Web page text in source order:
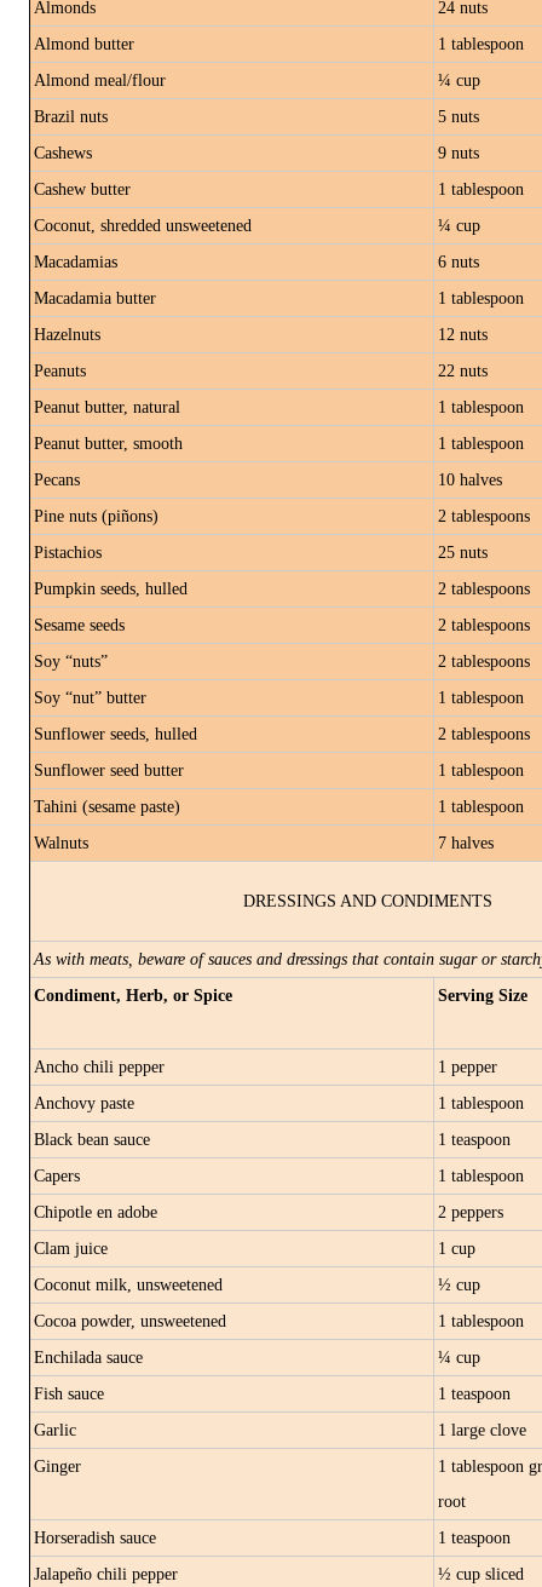
Almonds
24 nuts
Almond butter
1 tablespoon
Almond meal/flour
¼ cup
Brazil nuts
5 nuts
Cashews
9 nuts
Cashew butter
1 tablespoon
Coconut, shredded unsweetened
¼ cup
Macadamias
6 nuts
Macadamia butter
1 tablespoon
Hazelnuts
12 nuts
Peanuts
22 nuts
Peanut butter, natural
1 tablespoon
Peanut butter, smooth
1 tablespoon
Pecans
10 halves
Pine nuts (piñons)
2 tablespoons
Pistachios
25 nuts
Pumpkin seeds, hulled
2 tablespoons
Sesame seeds
2 tablespoons
Soy “nuts”
2 tablespoons
Soy “nut” butter
1 tablespoon
Sunflower seeds, hulled
2 tablespoons
Sunflower seed butter
1 tablespoon
Tahini (sesame paste)
1 tablespoon
Walnuts
7 halves
DRESSINGS AND CONDIMENTS
As with meats, beware of sauces and dressings that contain sugar or
Condiment, Herb, or Spice
Serving Size
Ancho chili pepper
1 pepper
Anchovy paste
1 tablespoon
Black bean sauce
1 teaspoon
Capers
1 tablespoon
Chipotle en adobe
2 peppers
Clam juice
1 cup
Coconut milk, unsweetened
½ cup
Cocoa powder, unsweetened
1 tablespoon
Enchilada sauce
¼ cup
Fish sauce
1 teaspoon
Garlic
1 large clove
Ginger
1 tablespoon
root
Horseradish sauce
1 teaspoon
Jalapeño chili pepper
½ cup sliced